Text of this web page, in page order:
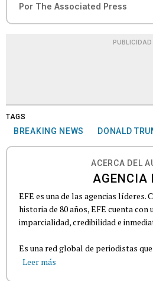
Por The Associated Press
PUBLICIDAD
TAGS
BREAKING NEWS DONALD
ACERCA DEL
AGENCIA
EFE es una de las agencias líderes.
historia de 80 años, EFE cuenta con
imparcialidad, credibilidad e
Es una red global de periodistas que
Leer más